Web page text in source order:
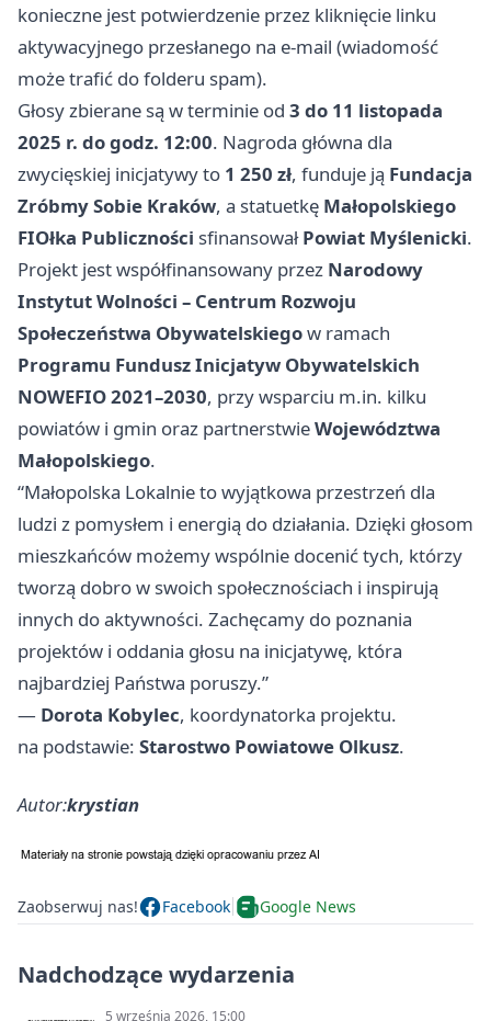
konieczne jest potwierdzenie przez kliknięcie linku
aktywacyjnego przesłanego na e‑mail (wiadomość
może trafić do folderu spam).
Głosy zbierane są w terminie od 3 do 11 listopada
2025 r. do godz. 12:00. Nagroda główna dla
zwycięskiej inicjatywy to 1 250 zł, funduje ją Fundacja
Zróbmy Sobie Kraków, a statuetkę Małopolskiego
FIOłka Publiczności sfinansowałPowiat Myślenicki.
Projekt jest współfinansowany przez Narodowy
Instytut Wolności – Centrum Rozwoju
Społeczeństwa Obywatelskiegow ramach
Programu Fundusz Inicjatyw Obywatelskich
NOWEFIO 2021–2030, przy wsparciu m.in. kilku
powiatów i gmin oraz partnerstwieWojewództwa
Małopolskiego.
“Małopolska Lokalnie to wyjątkowa przestrzeń dla
ludzi z pomysłem i energią do działania. Dzięki głosom
mieszkańców możemy wspólnie docenić tych, którzy
tworzą dobro w swoich społecznościach i inspirują
innych do aktywności. Zachęcamy do poznania
projektów i oddania głosu na inicjatywę, która
najbardziej Państwa poruszy.”
— Dorota Kobylec, koordynatorka projektu.
na podstawie: Starostwo Powiatowe Olkusz.
Autor:krystian
Zaobserwuj nas! Facebook Google News
Nadchodzące wydarzenia
5 września 2026, 15:00